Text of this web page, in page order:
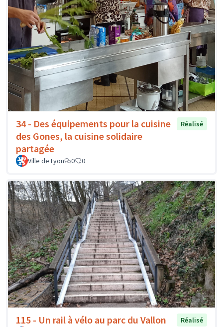
34 - Des équipements pour la cuisine
des Gones, la cuisine solidaire
partagée
Réalisé
Ville de Lyon 0 0
115 - Un rail à vélo au parc du Vallon
Réalisé